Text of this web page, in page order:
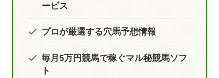
ービス
プロが厳選する穴馬予想情報
毎月5万円競馬で稼ぐマル秘競馬ソフ
ト